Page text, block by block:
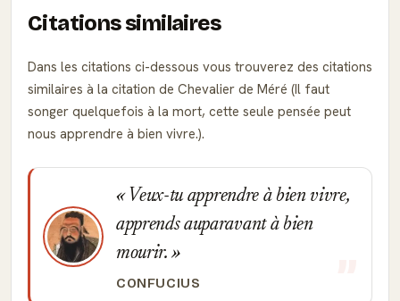
Citations similaires
Dans les citations ci-dessous vous trouverez des citations
similaires à la citation de Chevalier de Méré (Il faut
songer quelquefois à la mort, cette seule pensée peut
nous apprendre à bien vivre.).
Veux-tu apprendre à bien vivre,
apprends auparavant à bien
mourir.
CONFUCIUS